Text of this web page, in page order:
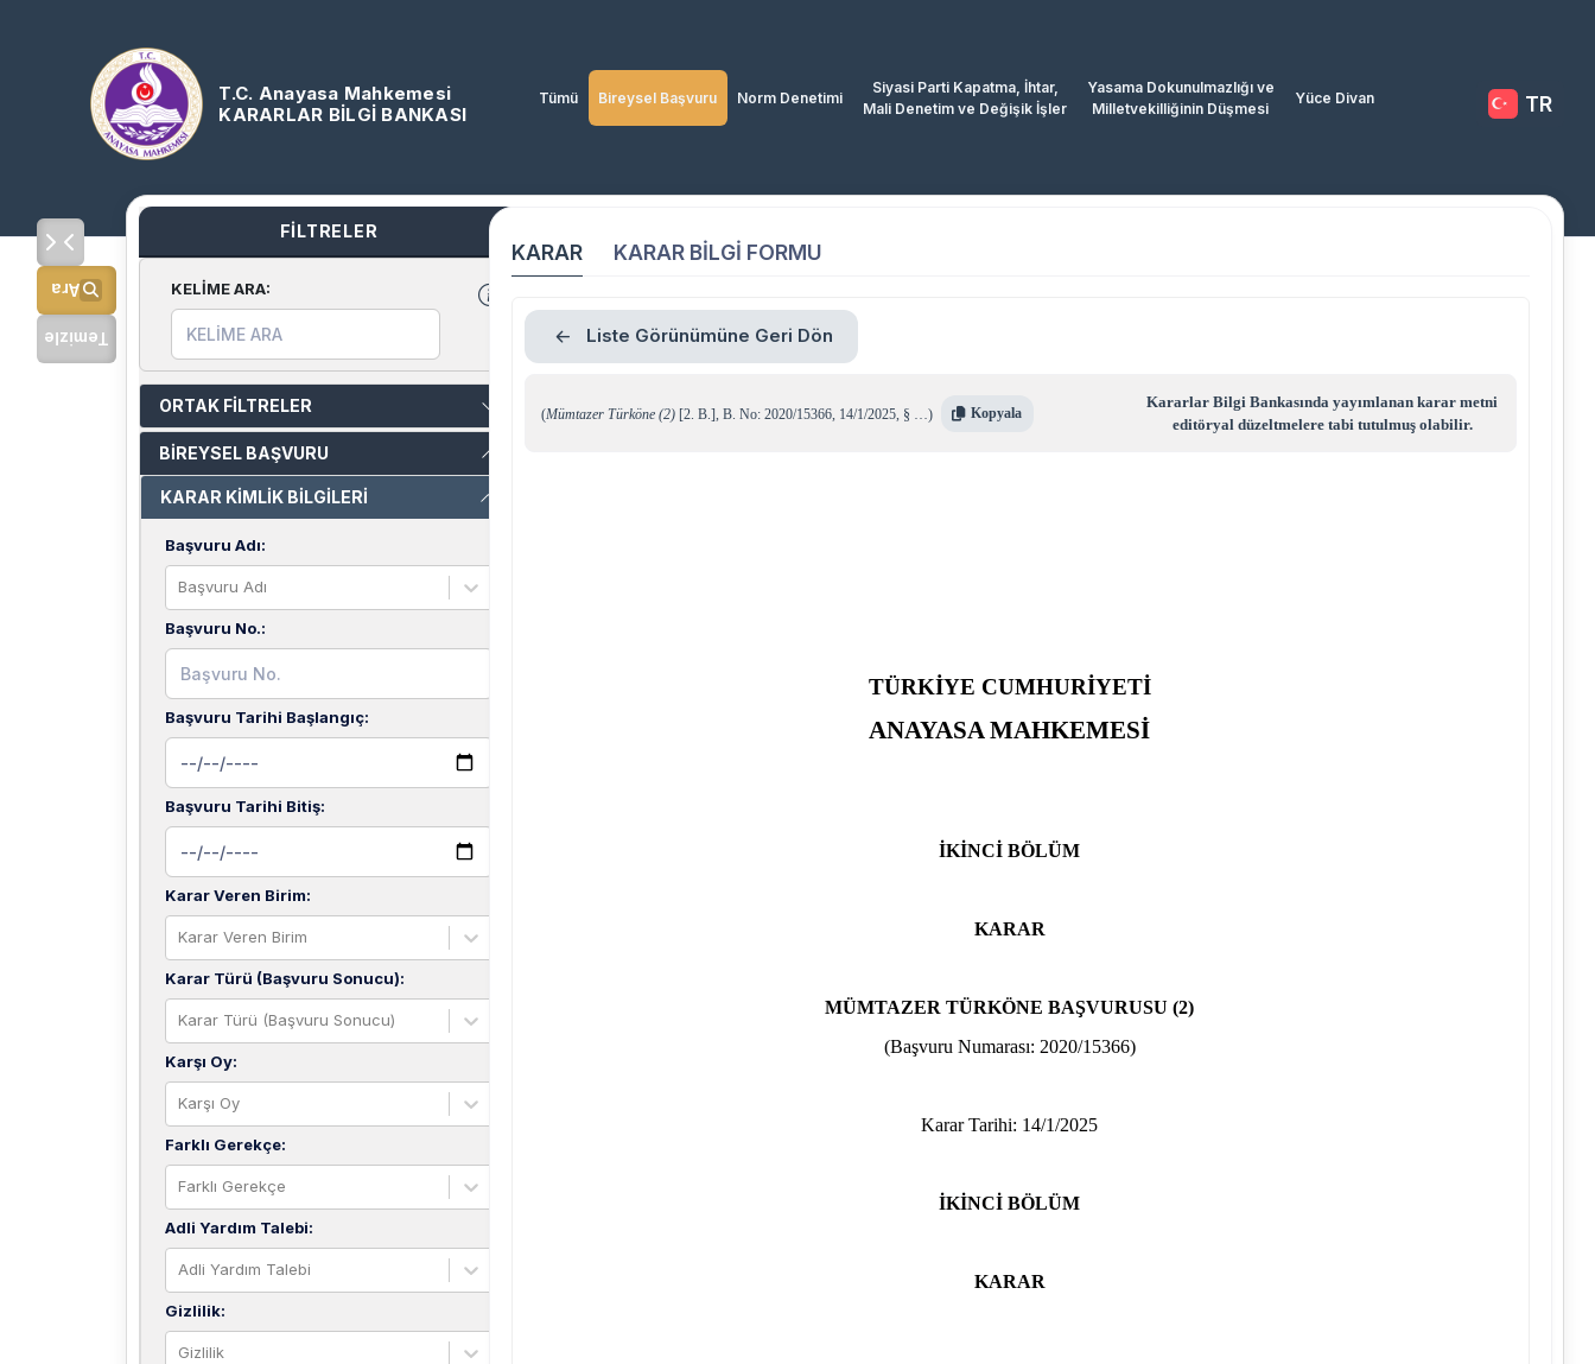
T.C. Anayasa Mahkemesi
KARARLAR BİLGİ BANKASI
Tümü Bireysel Başvuru Norm Denetimi
Siyasi Parti Kapatma, İhtar,
Mali Denetim ve Değişik İşler
Yasama Dokunulmazlığı ve
Milletvekilliğinin Düşmesi
Yüce Divan TR
Ara
Temizle
FİLTRELER
KELİME ARA:
ORTAK FİLTRELER
BİREYSEL BAŞVURU
KARAR KİMLİK BİLGİLERİ
Başvuru Adı:
Başvuru Adı
Başvuru No.:
Başvuru Tarihi Başlangıç:
Başvuru Tarihi Bitiş:
Karar Veren Birim:
Karar Veren Birim
Karar Türü (Başvuru Sonucu):
Karar Türü (Başvuru Sonucu)
Karşı Oy:
Karşı Oy
Farklı Gerekçe:
Farklı Gerekçe
Adli Yardım Talebi:
Adli Yardım Talebi
Gizlilik:
Gizlilik
KARAR KARAR BİLGİ FORMU
Liste Görünümüne Geri Dön
(Mümtazer Türköne (2) [2. B.], B. No: 2020/15366, 14/1/2025, § …) Kopyala
Kararlar Bilgi Bankasında yayımlanan karar metni
editöryal düzeltmelere tabi tutulmuş olabilir.